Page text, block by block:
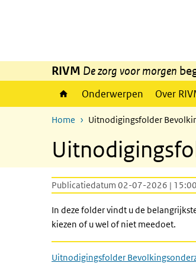
RIVM De zorg voor morgen
Onderwerpen Over
Home Uitnodigingsfolder
Publicatiedatum 02-07-2026 | 15:00
In deze folder vindt u de
kiezen of u wel of niet meedoet.
Uitnodigingsfolder